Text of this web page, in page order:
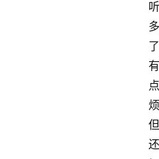
听
多
了
有
点
烦
但
还